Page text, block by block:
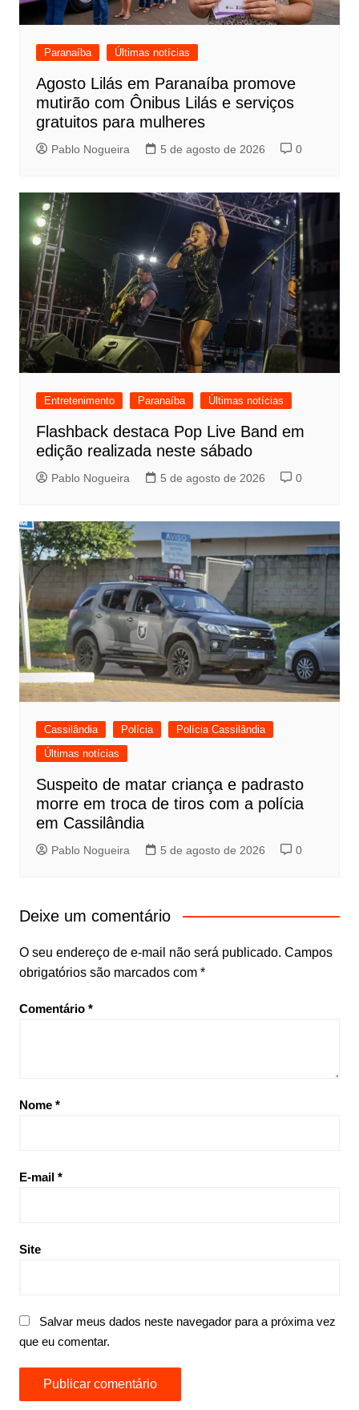
Paranaíba Últimas notícias
Agosto Lilás em Paranaíba promove
mutirão com Ônibus Lilás e serviços
gratuitos para mulheres
Pablo Nogueira 5 de agosto de 2026 0
Entretenimento Paranaíba Últimas notícias
Flashback destaca Pop Live Band em
edição realizada neste sábado
Pablo Nogueira 5 de agosto de 2026 0
Cassilândia Polícia
Polícia Cassilândia
Últimas notícias
Suspeito de matar criança e padrasto
morre em troca de tiros com a polícia
em Cassilândia
Pablo Nogueira 5 de agosto de 2026 0
Deixe um comentário
O seu endereço de e-mail não será publicado. Campos
obrigatórios são marcados com *
Comentário *
Nome *
E-mail *
Site
Salvar meus dados neste navegador para a próxima vez
que eu comentar.